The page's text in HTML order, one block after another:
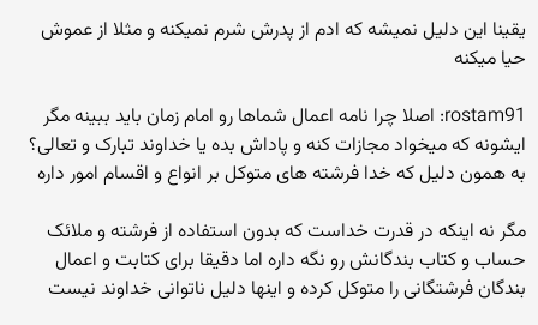
یقینا این دلیل نمیشه که ادم از پدرش شرم نمیکنه و مثلا از عموش
حیا میکنه
rostam91: اصلا چرا نامه اعمال شماها رو امام زمان باید ببینه مگر
ایشونه که میخواد مجازات کنه و پاداش بده یا خداوند تبارک و تعالی؟
به همون دلیل که خدا فرشته های متوکل بر انواع و اقسام امور داره
مگر نه اینکه در قدرت خداست که بدون استفاده از فرشته و ملائک
حساب و کتاب بندگانش رو نگه داره اما دقیقا برای کتابت و اعمال
بندگان فرشتگانی را متوکل کرده و اینها دلیل ناتوانی خداوند نیست